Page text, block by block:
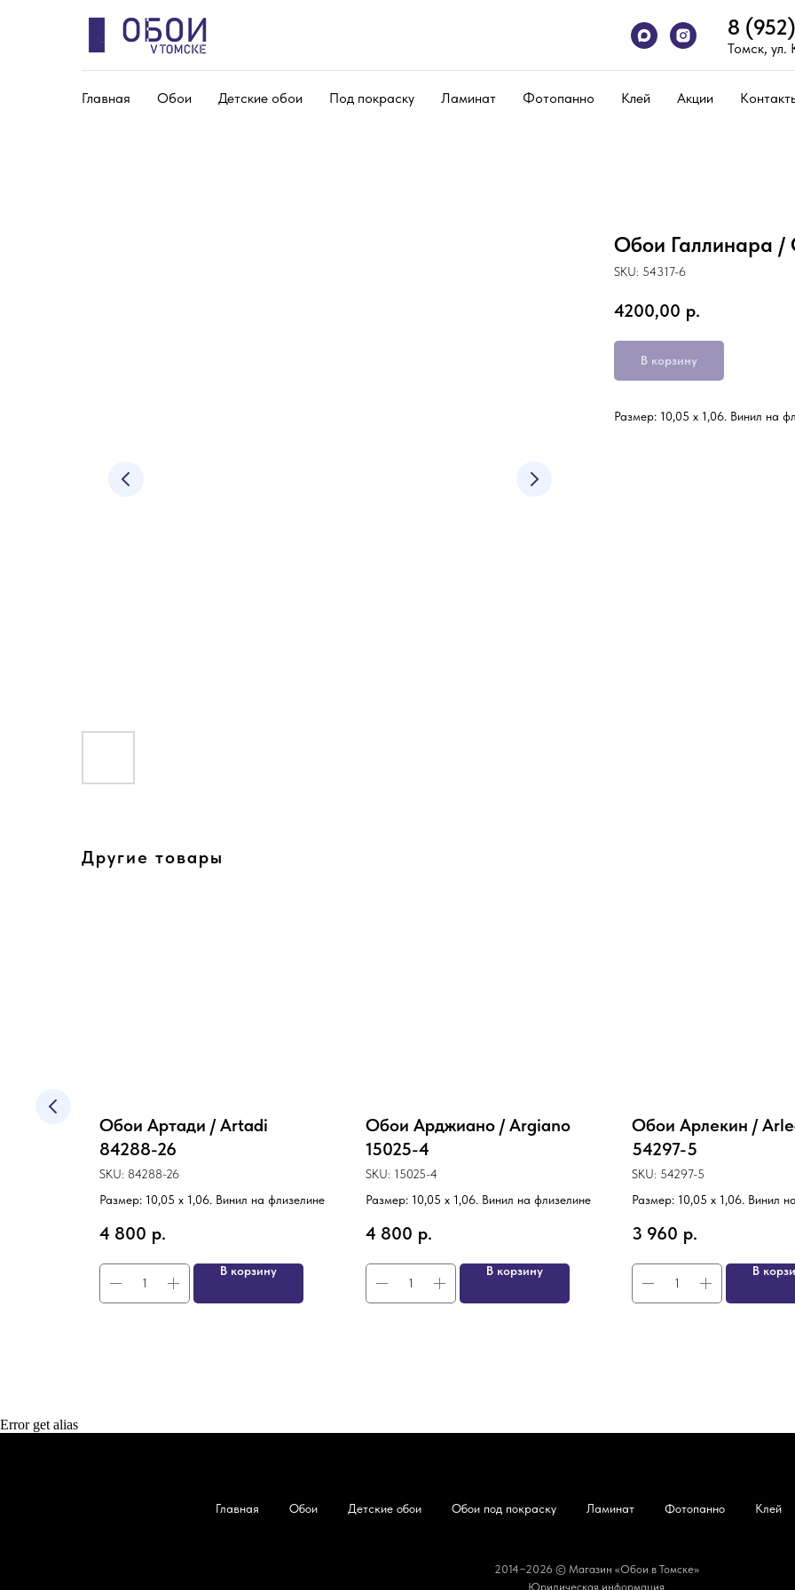
8
Томск, ул.
Главная Обои Детские обои Под покраску Ламинат Фотопанно Клей Акции
Обои Галлинара /
SKU: 54317-6
4200,00 р.
В корзину
Размер: 10,05 х 1,06. Винил на
Другие товары
Обои Артади / Artadi
84288-26
SKU: 84288-26
Размер: 10,05 х 1,06. Винил на флизелине
4 800 р.
В корзину
Обои Арджиано / Argiano
15025-4
SKU: 15025-4
Размер: 10,05 х 1,06. Винил на флизелине
4 800 р.
В корзину
Обои Арлекин /
54297-5
SKU: 54297-5
Размер: 10,05 х 1,06. Винил
3 960 р.
В
Error get alias
Главная Обои Детские обои Обои под покраску Ламинат Фотопанно Клей
2014−2026 © Магазин «Обои в Томске»
Юридическая информация